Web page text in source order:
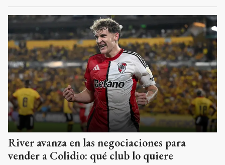
River avanza en las negociaciones para
vender a Colidio: qué club lo quiere